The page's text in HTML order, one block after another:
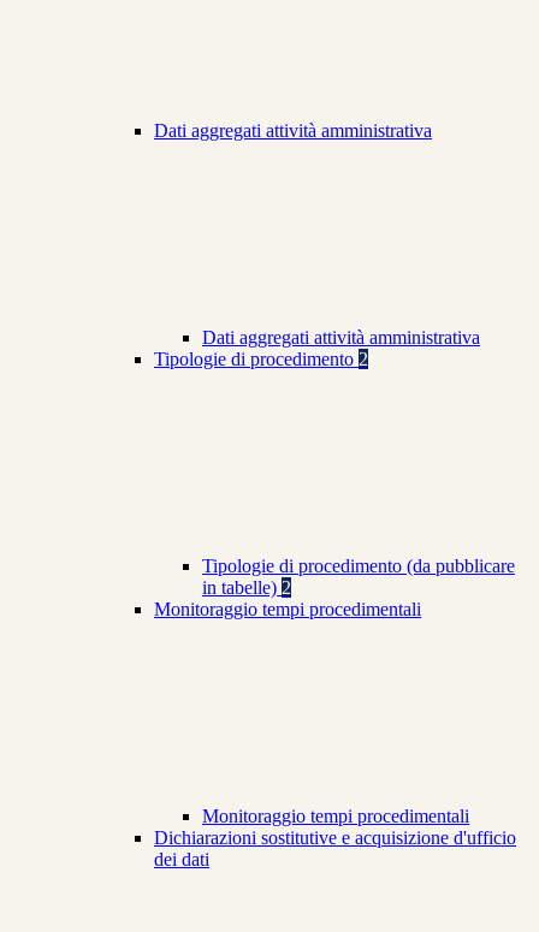
Dati aggregati attività amministrativa
Dati aggregati attività amministrativa
Tipologie di procedimento 2
Tipologie di procedimento (da pubblicare
in tabelle) 2
Monitoraggio tempi procedimentali
Monitoraggio tempi procedimentali
Dichiarazioni sostitutive e acquisizione d'ufficio
dei dati